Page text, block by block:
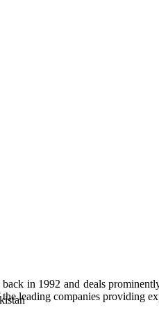
in 1992 and deals
leading companies providing